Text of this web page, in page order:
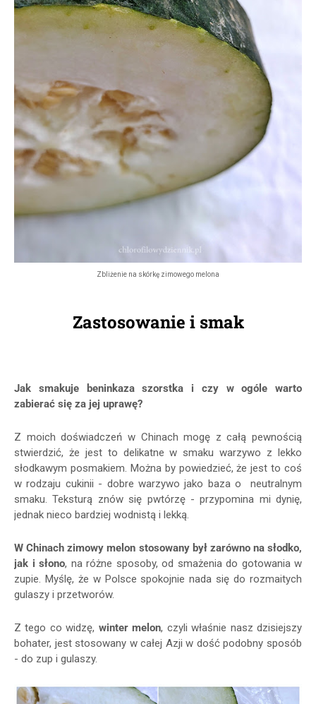
Zbliżenie na skórkę zimowego melona
Zastosowanie i smak
Jak smakuje beninkaza szorstka i czy w ogóle warto
zabierać się za jej uprawę?
Z moich doświadczeń w Chinach mogę z całą pewnością
stwierdzić, że jest to delikatne w smaku warzywo z lekko
słodkawym posmakiem. Można by powiedzieć, że jest to coś
w rodzaju cukinii - dobre warzywo jako baza o neutralnym
smaku. Teksturą znów się pwtórzę - przypomina mi dynię,
jednak nieco bardziej wodnistą i lekką.
W Chinach zimowy melon stosowany był zarówno na słodko,
jak i słono, na różne sposoby, od smażenia do gotowania w
zupie. Myślę, że w Polsce spokojnie nada się do rozmaitych
gulaszy i przetworów.
Z tego co widzę, winter melon, czyli właśnie nasz dzisiejszy
bohater, jest stosowany w całej Azji w dość podobny sposób
- do zup i gulaszy.